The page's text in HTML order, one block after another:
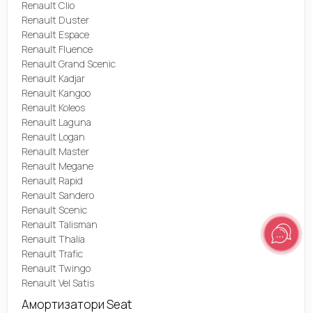
Renault Clio
Renault Duster
Renault Espace
Renault Fluence
Renault Grand Scenic
Renault Kadjar
Renault Kangoo
Renault Koleos
Renault Laguna
Renault Logan
Renault Master
Renault Megane
Renault Rapid
Renault Sandero
Renault Scenic
Renault Talisman
Renault Thalia
Renault Trafic
Renault Twingo
Renault Vel Satis
Амортизатори Seat